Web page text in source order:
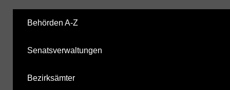
Behörden A-Z
Senatsverwaltungen
Bezirksämter